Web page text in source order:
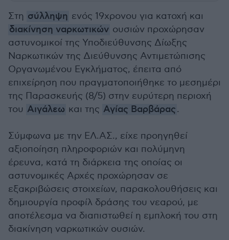
Στη σύλληψη ενός 19χρονου για κατοχή και
διακίνηση ναρκωτικών ουσιών προχώρησαν
αστυνομικοί της Υποδιεύθυνσης Δίωξης
Ναρκωτικών της Διεύθυνσης Αντιμετώπισης
Οργανωμένου Εγκλήματος, έπειτα από
επιχείρηση που πραγματοποιήθηκε το μεσημέρι
της Παρασκευής (8/5) στην ευρύτερη περιοχή
του Αιγάλεω και της Αγίας Βαρβάρας.
Σύμφωνα με την ΕΛ.ΑΣ., είχε προηγηθεί
αξιοποίηση πληροφοριών και πολύμηνη
έρευνα, κατά τη διάρκεια της οποίας οι
αστυνομικές Αρχές προχώρησαν σε
εξακριβώσεις στοιχείων, παρακολουθήσεις και
δημιουργία προφίλ δράσης του νεαρού, με
αποτέλεσμα να διαπιστωθεί η εμπλοκή του στη
διακίνηση ναρκωτικών ουσιών.